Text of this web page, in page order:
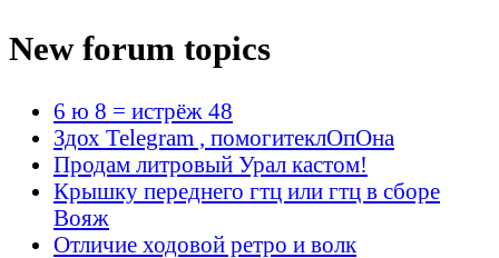
New forum topics
6 ю 8 = истрёж 48
Здох Telegram , помогитеклОпОна
Продам литровый Урал кастом!
Крышку переднего гтц или гтц в сборе
Вояж
Отличие ходовой ретро и волк